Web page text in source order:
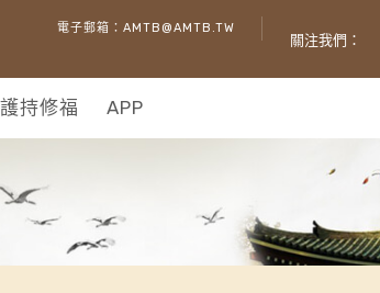
電子郵箱：AMTB@AMTB.TW
關注我們：
護持修福 APP